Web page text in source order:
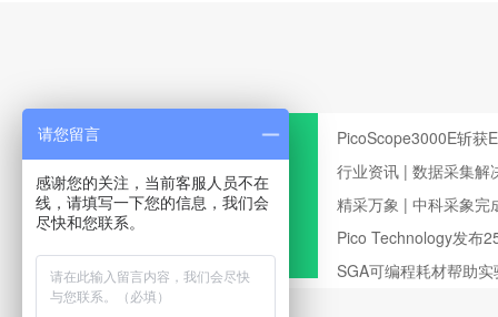
PicoScope3000E斩获
行业资讯 | 数据采集解
测试领域的应用
精采万象 | 中科采象完
Pico Technology发布
波器
SGA可编程耗材帮助
请您留言
感谢您的关注，当前客服人员不在
线，请填写一下您的信息，我们会
尽快和您联系。